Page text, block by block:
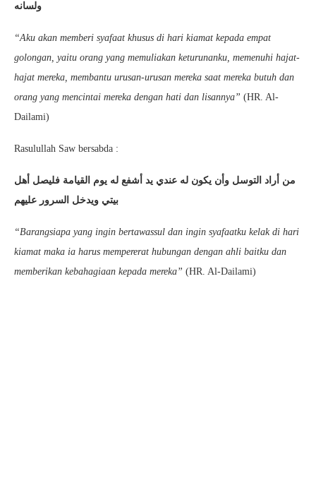
ولسانه
“Aku akan memberi syafaat khusus di hari kiamat kepada empat
golongan, yaitu orang yang memuliakan keturunanku, memenuhi hajat-
hajat mereka, membantu urusan-urusan mereka saat mereka butuh dan
orang yang mencintai mereka dengan hati dan lisannya” (HR. Al-
Dailami)
Rasulullah Saw bersabda :
من أراد التوسل وأن يكون له عندي يد أشفع له يوم القيامة فليصل أهل
بيتي ويدخل السرور عليهم
“Barangsiapa yang ingin bertawassul dan ingin syafaatku kelak di hari
kiamat maka ia harus mempererat hubungan dengan ahli baitku dan
memberikan kebahagiaan kepada mereka” (HR. Al-Dailami)